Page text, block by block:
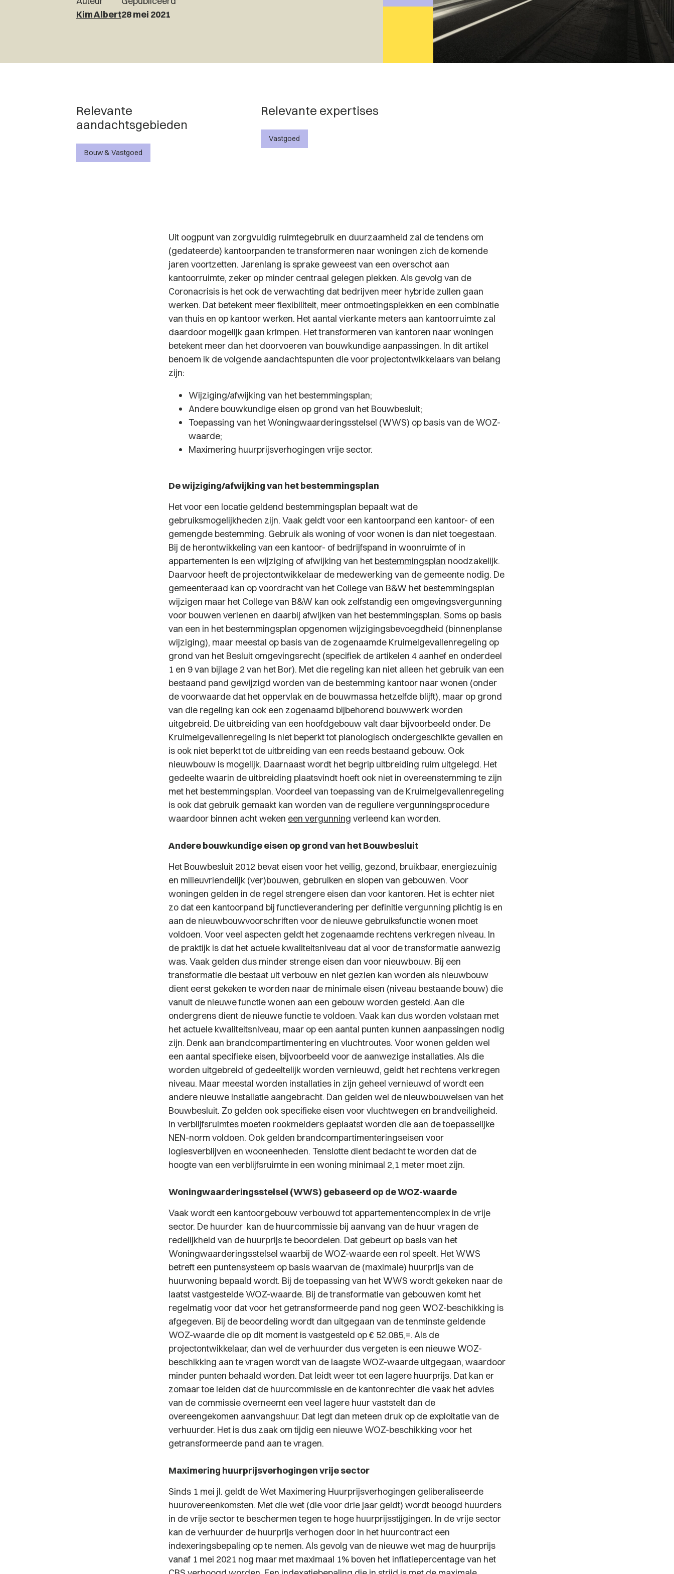
Kim Albert28 mei 2021
Relevante
aandachtsgebieden
Bouw & Vastgoed
Relevante expertises
Vastgoed
Uit oogpunt van zorgvuldig ruimtegebruik en duurzaamheid zal de tendens om
(gedateerde) kantoorpanden te transformeren naar woningen zich de komende
jaren voortzetten. Jarenlang is sprake geweest van een overschot aan
kantoorruimte, zeker op minder centraal gelegen plekken. Als gevolg van de
Coronacrisis is het ook de verwachting dat bedrijven meer hybride zullen gaan
werken. Dat betekent meer flexibiliteit, meer ontmoetingsplekken en een combinatie
van thuis en op kantoor werken. Het aantal vierkante meters aan kantoorruimte zal
daardoor mogelijk gaan krimpen. Het transformeren van kantoren naar woningen
betekent meer dan het doorvoeren van bouwkundige aanpassingen. In dit artikel
benoem ik de volgende aandachtspunten die voor projectontwikkelaars van belang
zijn:
Wijziging/afwijking van het bestemmingsplan;
Andere bouwkundige eisen op grond van het Bouwbesluit;
Toepassing van het Woningwaarderingsstelsel (WWS) op basis van de WOZ-
waarde;
Maximering huurprijsverhogingen vrije sector.
De wijziging/afwijking van het bestemmingsplan
Het voor een locatie geldend bestemmingsplan bepaalt wat de
gebruiksmogelijkheden zijn. Vaak geldt voor een kantoorpand een kantoor- of een
gemengde bestemming. Gebruik als woning of voor wonen is dan niet toegestaan.
Bij de herontwikkeling van een kantoor- of bedrijfspand in woonruimte of in
appartementen is een wijziging of afwijking van het bestemmingsplan noodzakelijk.
Daarvoor heeft de projectontwikkelaar de medewerking van de gemeente nodig. De
gemeenteraad kan op voordracht van het College van B&W het bestemmingsplan
wijzigen maar het College van B&W kan ook zelfstandig een omgevingsvergunning
voor bouwen verlenen en daarbij afwijken van het bestemmingsplan. Soms op basis
van een in het bestemmingsplan opgenomen wijzigingsbevoegdheid (binnenplanse
wijziging), maar meestal op basis van de zogenaamde Kruimelgevallenregeling op
grond van het Besluit omgevingsrecht (specifiek de artikelen 4 aanhef en onderdeel
1 en 9 van bijlage 2 van het Bor). Met die regeling kan niet alleen het gebruik van een
bestaand pand gewijzigd worden van de bestemming kantoor naar wonen (onder
de voorwaarde dat het oppervlak en de bouwmassa hetzelfde blijft), maar op grond
van die regeling kan ook een zogenaamd bijbehorend bouwwerk worden
uitgebreid. De uitbreiding van een hoofdgebouw valt daar bijvoorbeeld onder. De
Kruimelgevallenregeling is niet beperkt tot planologisch ondergeschikte gevallen en
is ook niet beperkt tot de uitbreiding van een reeds bestaand gebouw. Ook
nieuwbouw is mogelijk. Daarnaast wordt het begrip uitbreiding ruim uitgelegd. Het
gedeelte waarin de uitbreiding plaatsvindt hoeft ook niet in overeenstemming te zijn
met het bestemmingsplan. Voordeel van toepassing van de Kruimelgevallenregeling
is ook dat gebruik gemaakt kan worden van de reguliere vergunningsprocedure
waardoor binnen acht weken een vergunning verleend kan worden.
Andere bouwkundige eisen op grond van het Bouwbesluit
Het Bouwbesluit 2012 bevat eisen voor het veilig, gezond, bruikbaar, energiezuinig
en milieuvriendelijk (ver)bouwen, gebruiken en slopen van gebouwen. Voor
woningen gelden in de regel strengere eisen dan voor kantoren. Het is echter niet
zo dat een kantoorpand bij functieverandering per definitie vergunning plichtig is en
aan de nieuwbouwvoorschriften voor de nieuwe gebruiksfunctie wonen moet
voldoen. Voor veel aspecten geldt het zogenaamde rechtens verkregen niveau. In
de praktijk is dat het actuele kwaliteitsniveau dat al voor de transformatie aanwezig
was. Vaak gelden dus minder strenge eisen dan voor nieuwbouw. Bij een
transformatie die bestaat uit verbouw en niet gezien kan worden als nieuwbouw
dient eerst gekeken te worden naar de minimale eisen (niveau bestaande bouw) die
vanuit de nieuwe functie wonen aan een gebouw worden gesteld. Aan die
ondergrens dient de nieuwe functie te voldoen. Vaak kan dus worden volstaan met
het actuele kwaliteitsniveau, maar op een aantal punten kunnen aanpassingen nodig
zijn. Denk aan brandcompartimentering en vluchtroutes. Voor wonen gelden wel
een aantal specifieke eisen, bijvoorbeeld voor de aanwezige installaties. Als die
worden uitgebreid of gedeeltelijk worden vernieuwd, geldt het rechtens verkregen
niveau. Maar meestal worden installaties in zijn geheel vernieuwd of wordt een
andere nieuwe installatie aangebracht. Dan gelden wel de nieuwbouweisen van het
Bouwbesluit. Zo gelden ook specifieke eisen voor vluchtwegen en brandveiligheid.
In verblijfsruimtes moeten rookmelders geplaatst worden die aan de toepasselijke
NEN-norm voldoen. Ook gelden brandcompartimenteringseisen voor
logiesverblijven en wooneenheden. Tenslotte dient bedacht te worden dat de
hoogte van een verblijfsruimte in een woning minimaal 2,1 meter moet zijn.
Woningwaarderingsstelsel (WWS) gebaseerd op de WOZ-waarde
Vaak wordt een kantoorgebouw verbouwd tot appartementencomplex in de vrije
sector. De huurder kan de huurcommissie bij aanvang van de huur vragen de
redelijkheid van de huurprijs te beoordelen. Dat gebeurt op basis van het
Woningwaarderingsstelsel waarbij de WOZ-waarde een rol speelt. Het WWS
betreft een puntensysteem op basis waarvan de (maximale) huurprijs van de
huurwoning bepaald wordt. Bij de toepassing van het WWS wordt gekeken naar de
laatst vastgestelde WOZ-waarde. Bij de transformatie van gebouwen komt het
regelmatig voor dat voor het getransformeerde pand nog geen WOZ-beschikking is
afgegeven. Bij de beoordeling wordt dan uitgegaan van de tenminste geldende
WOZ-waarde die op dit moment is vastgesteld op € 52.085,=. Als de
projectontwikkelaar, dan wel de verhuurder dus vergeten is een nieuwe WOZ-
beschikking aan te vragen wordt van de laagste WOZ-waarde uitgegaan, waardoor
minder punten behaald worden. Dat leidt weer tot een lagere huurprijs. Dat kan er
zomaar toe leiden dat de huurcommissie en de kantonrechter die vaak het advies
van de commissie overneemt een veel lagere huur vaststelt dan de
overeengekomen aanvangshuur. Dat legt dan meteen druk op de exploitatie van de
verhuurder. Het is dus zaak om tijdig een nieuwe WOZ-beschikking voor het
getransformeerde pand aan te vragen.
Maximering huurprijsverhogingen vrije sector
Sinds 1 mei jl. geldt de Wet Maximering Huurprijsverhogingen geliberaliseerde
huurovereenkomsten. Met die wet (die voor drie jaar geldt) wordt beoogd huurders
in de vrije sector te beschermen tegen te hoge huurprijsstijgingen. In de vrije sector
kan de verhuurder de huurprijs verhogen door in het huurcontract een
indexeringsbepaling op te nemen. Als gevolg van de nieuwe wet mag de huurprijs
vanaf 1 mei 2021 nog maar met maximaal 1% boven het inflatiepercentage van het